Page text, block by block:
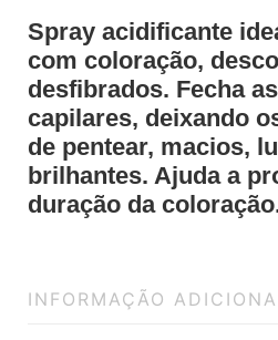
Spray acidificante
com coloração,
desfibrados. Fecha
capilares, deixando
de pentear, macios,
brilhantes. Ajuda a
duração da
INFORMAÇÃO